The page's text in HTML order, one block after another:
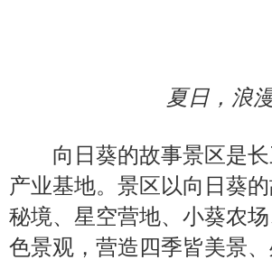
夏日，浪
向日葵的故事景区是长
产业基地。景区以向日葵
秘境、星空营地、小葵农
色景观，营造四季皆美景